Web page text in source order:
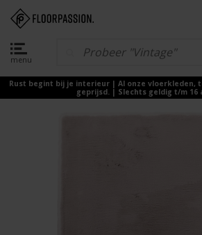
menu
Rust begint bij je interieur | Al onze
geprijsd. | Slechts geldig t/m 16